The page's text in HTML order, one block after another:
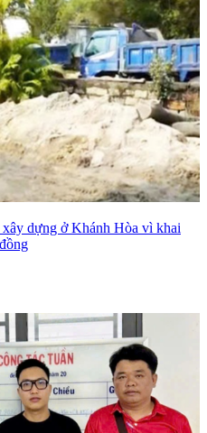
dựng ở Khánh Hòa vì khai